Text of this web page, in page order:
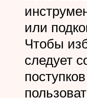
или
Чтобы
следует